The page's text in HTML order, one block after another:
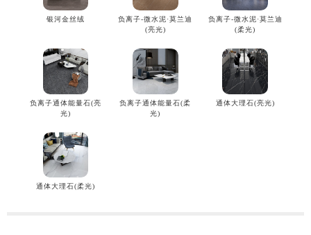
银河金丝绒
负离子-微水泥·莫兰迪
(亮光)
负离子-微水泥·莫兰迪
(柔光)
负离子通体能量石(亮
光)
负离子通体能量石(柔
光)
通体大理石(亮光)
通体大理石(柔光)